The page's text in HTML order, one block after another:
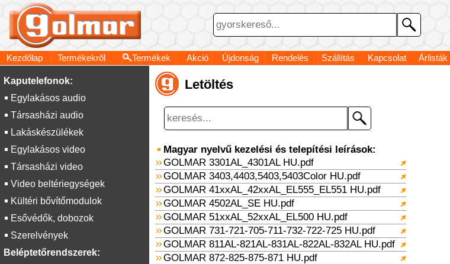
Kezdőlap Termékekről Termékek Akció Újdonság Rendelés Szállítás Kapcsolat Árlisták
Kaputelefonok:
Egylakásos audio
Társasházi audio
Lakáskészülékek
Egylakásos video
Társasházi video
Video beltériegységek
Kültéri bővítőmodulok
Esővédők, dobozok
Szerelvények
Beléptetőrendszerek:
Letöltés
Magyar nyelvű kezelési és telepítési leírások:
GOLMAR 3301AL_4301AL HU.pdf
GOLMAR 3403,4403,5403,5403Color HU.pdf
GOLMAR 41xxAL_42xxAL_EL555_EL551 HU.pdf
GOLMAR 4502AL_SE HU.pdf
GOLMAR 51xxAL_52xxAL_EL500 HU.pdf
GOLMAR 731-721-705-711-732-722-725 HU.pdf
GOLMAR 811AL-821AL-831AL-822AL-832AL HU.pdf
GOLMAR 872-825-875-871 HU.pdf